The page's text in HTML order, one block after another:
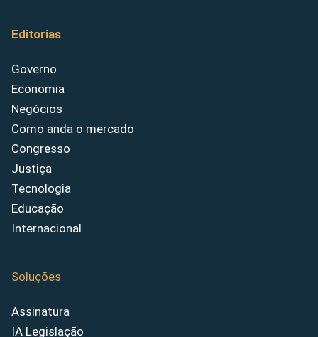
Editorias
Governo
Economia
Negócios
Como anda o mercado
Congresso
Justiça
Tecnologia
Educação
Internacional
Soluções
Assinatura
IA Legislação